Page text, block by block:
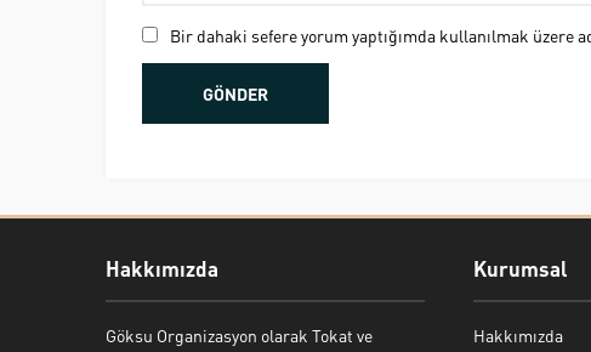
Bir dahaki sefere yorum yaptığımda kullanılmak üzere
Hakkımızda
Göksu Organizasyon olarak Tokat ve
Kurumsal
Hakkımızda
Bekir Kiper